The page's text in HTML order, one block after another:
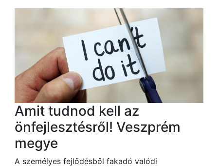
Amit tudnod kell az
önfejlesztésről! Veszprém
megye
A személyes fejlődésből fakadó valódi